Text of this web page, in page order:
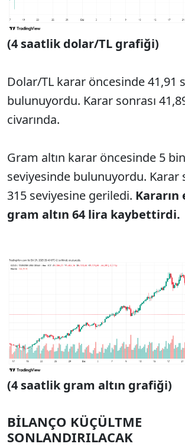
(4 saatlik dolar/TL grafiği)
Dolar/TL karar öncesinde 41,91
bulunuyordu. Karar sonrası
civarında.
Gram altın karar öncesinde 5
seviyesinde bulunuyordu. Karar
315 seviyesine geriledi.
gram altın 64 lira kaybettirdi.
(4 saatlik gram altın grafiği)
BİLANÇO KÜÇÜLTME
SONLANDIRILACAK